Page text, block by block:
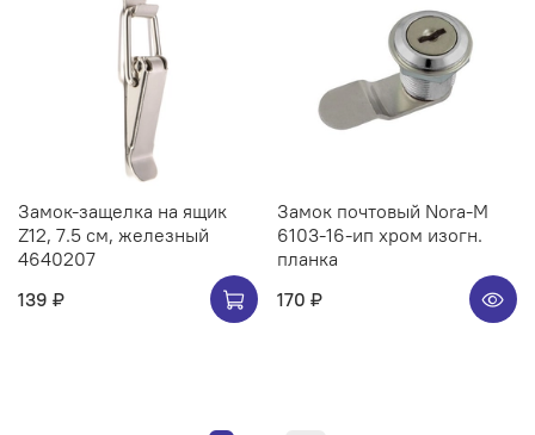
Замок-защелка на ящик
Z12, 7.5 см, железный
4640207
139 ₽
Замок почтовый Nora-M
6103-16-ип хром изогн.
планка
170 ₽